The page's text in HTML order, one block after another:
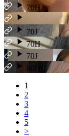
70H
70J
70H
70J
80HH
1
2
3
4
5
>